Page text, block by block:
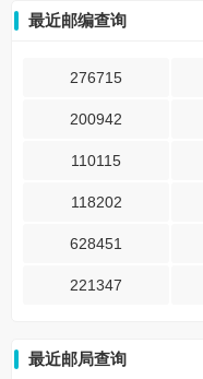
最近邮编查询
276715
200942
110115
118202
628451
221347
最近邮局查询